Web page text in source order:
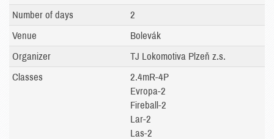
Number of days
2
Venue
Bolevák
Organizer
TJ Lokomotiva Plzeň z.s.
Classes
2.4mR-4P
Evropa-2
Fireball-2
Lar-2
Las-2